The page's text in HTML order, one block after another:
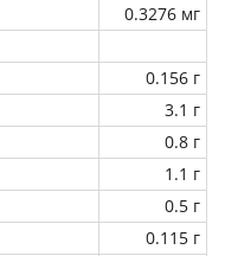
0.3276 мг
0.156 г
3.1 г
0.8 г
1.1 г
0.5 г
0.115 г